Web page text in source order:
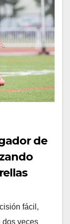
de
fácil,
dos veces